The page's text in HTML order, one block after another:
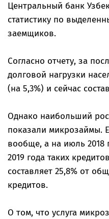
Центральный банк
статистику по
заемщиков.
Согласно отчету, за
долговой нагрузки
(на 5,3%) и сейчас
Однако наибольший
показали микрозаймы.
вообще, а на июль 2018
2019 года таких
составляет 25,8% от
кредитов.
О том, что услуга